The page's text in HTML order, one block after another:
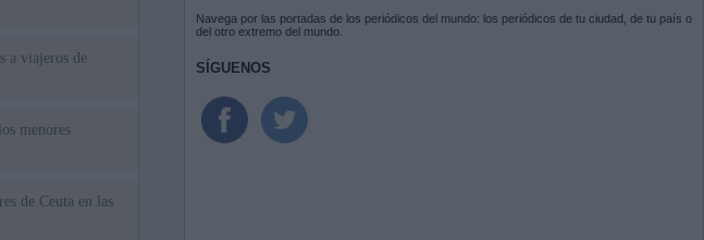
a viajeros de
menores
de Ceuta en las
Navega por las portadas de los periódicos del mundo: los periódicos de tu ciudad, de tu país o
del otro extremo del mundo.
SÍGUENOS